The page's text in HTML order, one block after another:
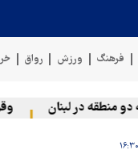
فرهنگ ورزش رواق
منطقه در لبنان